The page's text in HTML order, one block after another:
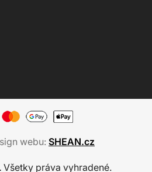
webu: SHEAN.cz
Všetky práva vyhradené.